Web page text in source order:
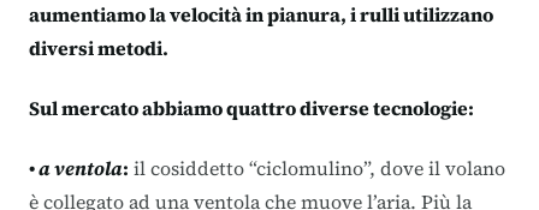
aumentiamo la velocità in pianura, i rulli utilizzano
diversi metodi.
Sul mercato abbiamo quattro diverse tecnologie:
•a ventola: il cosiddetto “ciclomulino”, dove il volano
è collegato ad una ventola che muove l’aria. Più la